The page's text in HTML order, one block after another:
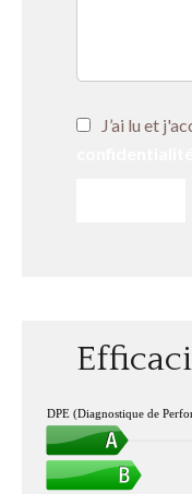
J’ai lu et
DPE (Diagnostique de